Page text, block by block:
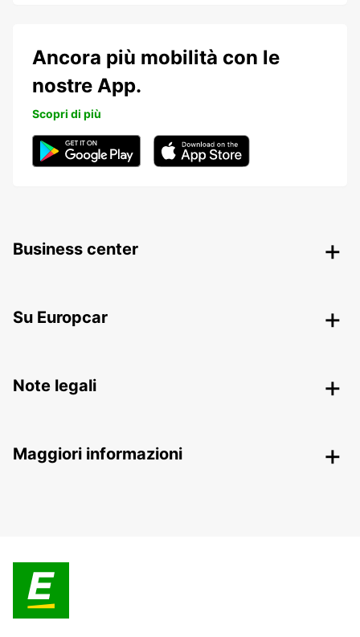
Ancora più mobilità con le
nostre App.
Scopri di più
Business center
Su Europcar
Note legali
Maggiori informazioni